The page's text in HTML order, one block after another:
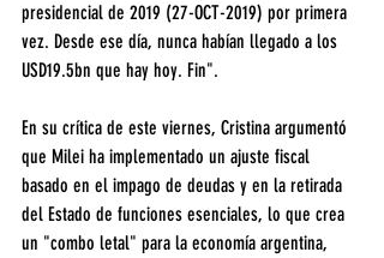
presidencial de 2019 (27-OCT-2019) por primera
vez. Desde ese día, nunca habían llegado a los
USD19.5bn que hay hoy. Fin".
En su crítica de este viernes, Cristina argumentó
que Milei ha implementado un ajuste fiscal
basado en el impago de deudas y en la retirada
del Estado de funciones esenciales, lo que crea
un "combo letal" para la economía argentina,